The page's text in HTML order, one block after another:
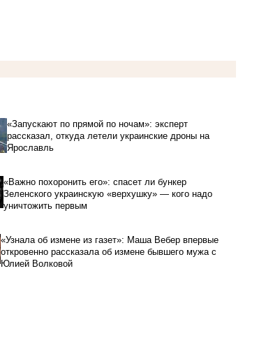
«Запускают по прямой по ночам»: эксперт
рассказал, откуда летели украинские дроны на
Ярославль
«Важно похоронить его»: спасет ли бункер
Зеленского украинскую «верхушку» — кого надо
уничтожить первым
«Узнала об измене из газет»: Маша Вебер впервые
откровенно рассказала об измене бывшего мужа с
Юлией Волковой